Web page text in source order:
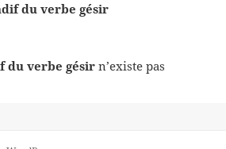
du verbe gésir
du verbe gésir n’existe pas